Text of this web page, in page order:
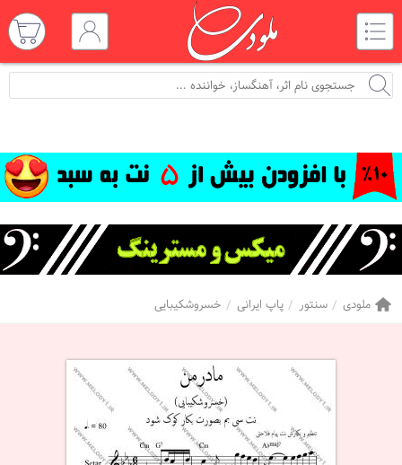
ملودی سنتور پاپ ایرانی خسروشکیبایی